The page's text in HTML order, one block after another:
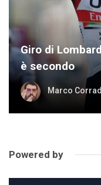
Giro di
è secondo
Marco
Powered by